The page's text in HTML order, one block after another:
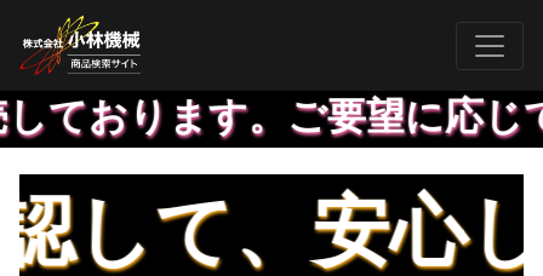
ります。ご要望に応じて
、安心し